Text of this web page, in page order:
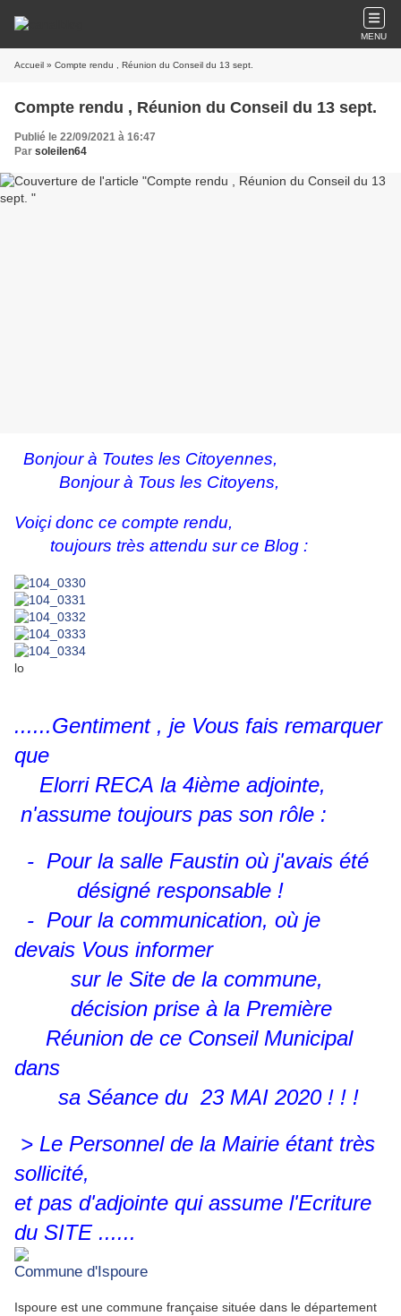
MENU
Accueil » Compte rendu , Réunion du Conseil du 13 sept.
Compte rendu , Réunion du Conseil du 13 sept.
Publié le 22/09/2021 à 16:47
Par soleilen64
Bonjour à Toutes les Citoyennes,
Bonjour à Tous les Citoyens,
Voiçi donc ce compte rendu,
toujours très attendu sur ce Blog :
lo
......Gentiment , je Vous fais remarquer
que
Elorri RECA la 4ième adjointe,
n'assume toujours pas son rôle :
- Pour la salle Faustin où j'avais été
désigné responsable !
- Pour la communication, où je
devais Vous informer
sur le Site de la commune,
décision prise à la Première
Réunion de ce Conseil Municipal
dans
sa Séance du 23 MAI 2020 ! ! !
> Le Personnel de la Mairie étant très
sollicité,
et pas d'adjointe qui assume l'Ecriture
du SITE ......
Commune d'Ispoure
Ispoure est une commune française située dans le département